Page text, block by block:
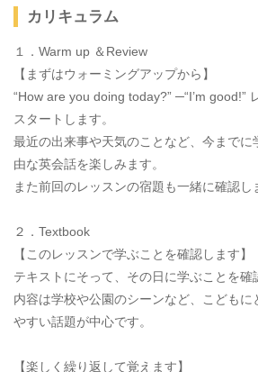
カリキュラム
１．Warm up ＆Review
【まずはウォーミングアップから】
“How are you doing today?” ─“I’m good!”
スタートします。
最近の出来事や天気のことなど、今までに
由な英会話を楽しみます。
また前回のレッスンの宿題も一緒に確認し
２．Textbook
【このレッスンで学ぶことを確認します】
テキストにそって、その日に学ぶことを確
内容は学校や公園のシーンなど、こどもに
やすい話題が中心です。
【楽しく繰り返して覚えます】